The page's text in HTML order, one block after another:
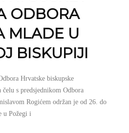
ODBORA
MLADE U
BISKUPIJI
Hrvatske biskupske
čelu s predsjednikom Odbora
Rogićem održan je od 26. do
u Požegi i